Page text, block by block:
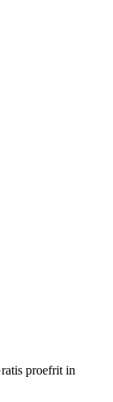
proefrit in